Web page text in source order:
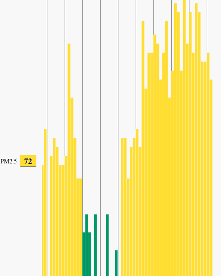
PM2.5 72